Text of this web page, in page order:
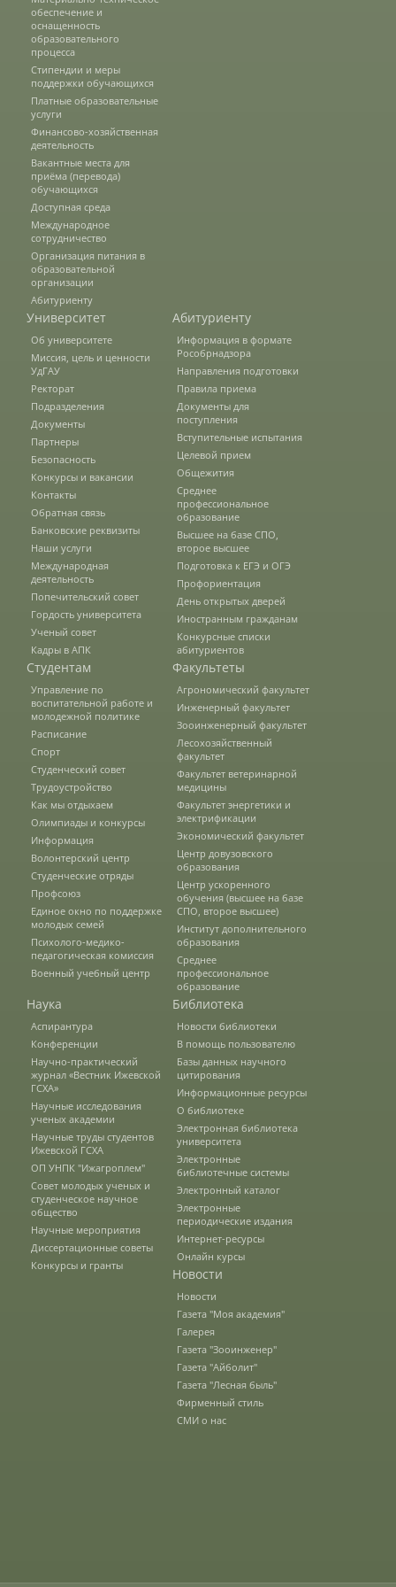
Подразделения
Документы
Федеральные документы
Условия труда на рабочих местах
Закупки
Учебный процесс
Защита персональных данных
Информация о проверках
Учетная политика
Партнеры
Безопасность
Противодействие коррупции
Противодействие терроризму
Предотвращение кризисных ситуаций
Ответственность за разжигание
межнациональной розни
Конкурсы и вакансии
Контакты
Обратная связь
Банковские реквизиты
Наши услуги
Международная деятельность
Организации-партнеры
Договоры о сотрудничестве
обеспечение и
оснащенность
образовательного
процесса
Стипендии и меры
поддержки обучающихся
Платные образовательные
услуги
Финансово-хозяйственная
деятельность
Вакантные места для
приёма (перевода)
обучающихся
Доступная среда
Международное
сотрудничество
Организация питания в
образовательной
организации
Абитуриенту
Университет
Об университете
Миссия, цель и ценности
УдГАУ
Ректорат
Подразделения
Документы
Партнеры
Безопасность
Конкурсы и вакансии
Контакты
Обратная связь
Банковские реквизиты
Наши услуги
Международная
деятельность
Попечительский совет
Гордость университета
Ученый совет
Кадры в АПК
Абитуриенту
Информация в формате
Рособрнадзора
Направления подготовки
Правила приема
Документы для
поступления
Вступительные испытания
Целевой прием
Общежития
Среднее
профессиональное
образование
Высшее на базе СПО,
второе высшее
Подготовка к ЕГЭ и ОГЭ
Профориентация
День открытых дверей
Иностранным гражданам
Конкурсные списки
абитуриентов
Студентам
Управление по
воспитательной работе и
молодежной политике
Расписание
Спорт
Студенческий совет
Трудоустройство
Как мы отдыхаем
Олимпиады и конкурсы
Информация
Волонтерский центр
Студенческие отряды
Профсоюз
Единое окно по поддержке
молодых семей
Психолого-медико-
педагогическая комиссия
Военный учебный центр
Факультеты
Агрономический факультет
Инженерный факультет
Зооинженерный факультет
Лесохозяйственный
факультет
Факультет ветеринарной
медицины
Факультет энергетики и
электрификации
Экономический факультет
Центр довузовского
образования
Центр ускоренного
обучения (высшее на базе
СПО, второе высшее)
Институт дополнительного
образования
Среднее
профессиональное
образование
Наука
Аспирантура
Конференции
Научно-практический
журнал «Вестник Ижевской
ГСХА»
Научные исследования
ученых академии
Научные труды студентов
Ижевской ГСХА
ОП УНПК "Ижагроплем"
Совет молодых ученых и
студенческое научное
общество
Научные мероприятия
Диссертационные советы
Конкурсы и гранты
Библиотека
Новости библиотеки
В помощь пользователю
Базы данных научного
цитирования
Информационные ресурсы
О библиотеке
Электронная библиотека
университета
Электронные
библиотечные системы
Электронный каталог
Электронные
периодические издания
Интернет-ресурсы
Онлайн курсы
Новости
Новости
Газета "Моя академия"
Галерея
Газета "Зооинженер"
Газета "Айболит"
Газета "Лесная быль"
Фирменный стиль
СМИ о нас